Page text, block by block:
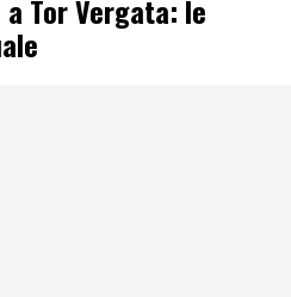
Tor Vergata: le